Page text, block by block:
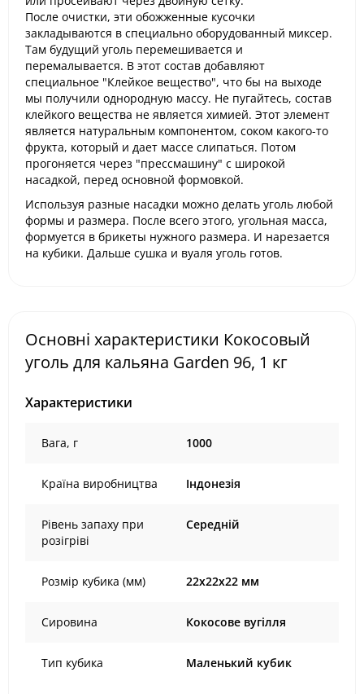
После очистки, эти обожженные кусочки
закладываются в специально оборудованный миксер.
Там будущий уголь перемешивается и
перемалывается. В этот состав добавляют
специальное "Клейкое вещество", что бы на выходе
мы получили однородную массу. Не пугайтесь, состав
клейкого вещества не является химией. Этот элемент
является натуральным компонентом, соком какого-то
фрукта, который и дает массе слипаться. Потом
прогоняется через "прессмашину" с широкой
насадкой, перед основной формовкой.
Используя разные насадки можно делать уголь любой
формы и размера. После всего этого, угольная масса,
формуется в брикеты нужного размера. И нарезается
на кубики. Дальше сушка и вуаля уголь готов.
Основні характеристики Кокосовый
уголь для кальяна Garden 96, 1 кг
Характеристики
Вага, г 1000
Країна виробництва Індонезія
Рівень запаху при
розігріві
Середній
Розмір кубика (мм) 22х22х22 мм
Сировина Кокосове вугілля
Тип кубика Маленький кубик